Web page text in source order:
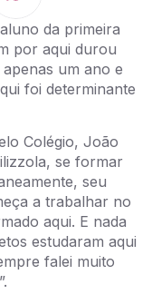
da primeira
por aqui durou
um ano e
foi determinante
Colégio, João
se formar
seu
a trabalhar no
aqui. E nada
estudaram aqui
falei muito